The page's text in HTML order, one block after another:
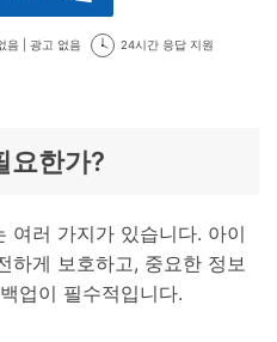
음 | 광고 없음 24시간 응답 지원
요한가?
여러 가지가 있습니다. 아이
하게 보호하고, 중요한 정보
업이 필수적입니다.